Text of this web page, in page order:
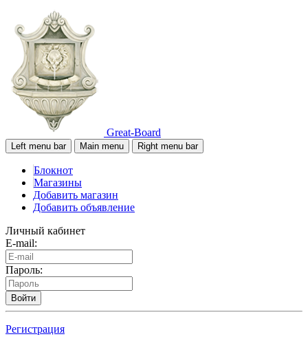
Great-Board
Left menu bar Main menu Right menu bar
Блокнот
Магазины
Добавить магазин
Добавить объявление
Личный кабинет
E-mail:
Пароль:
Войти
Регистрация